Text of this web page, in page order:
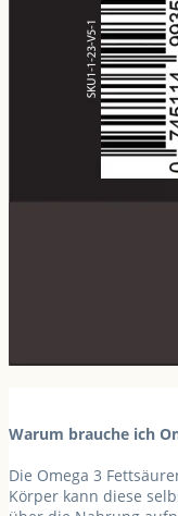
Warum brauche ich
Die Omega 3
Körper kann diese